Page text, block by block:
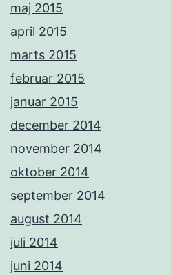
maj 2015
april 2015
marts 2015
februar 2015
januar 2015
december 2014
november 2014
oktober 2014
september 2014
august 2014
juli 2014
juni 2014